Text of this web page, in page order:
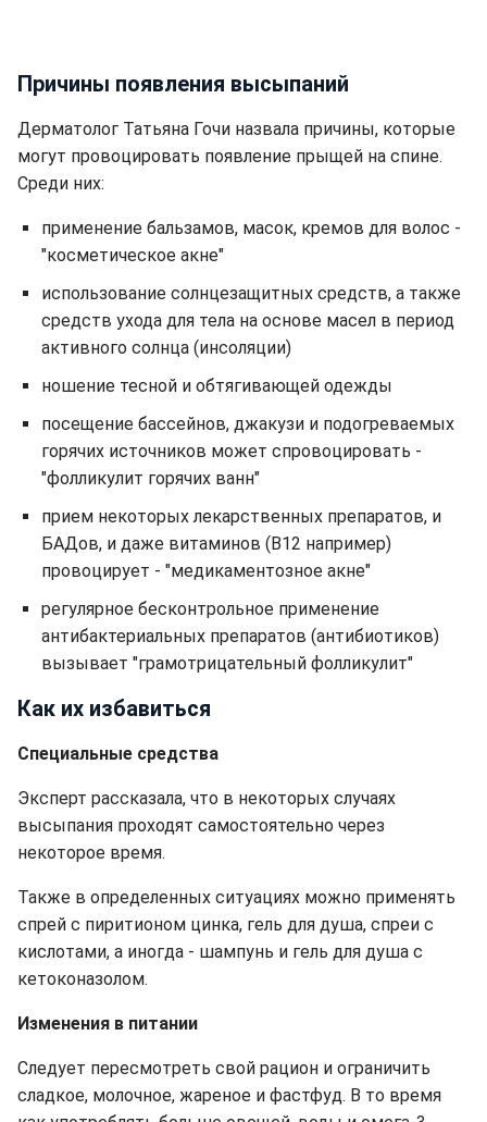
Причины появления высыпаний
Дерматолог Татьяна Гочи назвала причины, которые
могут провоцировать появление прыщей на спине.
Среди них:
применение бальзамов, масок, кремов для волос -
"косметическое акне"
использование солнцезащитных средств, а также
средств ухода для тела на основе масел в период
активного солнца (инсоляции)
ношение тесной и обтягивающей одежды
посещение бассейнов, джакузи и подогреваемых
горячих источников может спровоцировать -
"фолликулит горячих ванн"
прием некоторых лекарственных препаратов, и
БАДов, и даже витаминов (В12 например)
провоцирует - "медикаментозное акне"
регулярное бесконтрольное применение
антибактериальных препаратов (антибиотиков)
вызывает "грамотрицательный фолликулит"
Как их избавиться
Специальные средства
Эксперт рассказала, что в некоторых случаях
высыпания проходят самостоятельно через
некоторое время.
Также в определенных ситуациях можно применять
спрей с пиритионом цинка, гель для душа, спреи с
кислотами, а иногда - шампунь и гель для душа с
кетоконазолом.
Изменения в питании
Следует пересмотреть свой рацион и ограничить
сладкое, молочное, жареное и фастфуд. В то время